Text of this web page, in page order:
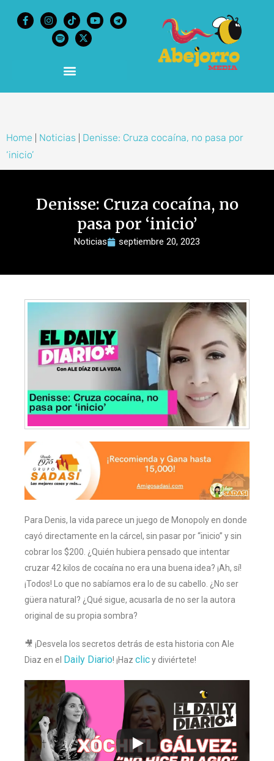
Home Noticias
Denisse: Cruza cocaína, no pasa por
‘inicio’
Denisse: Cruza cocaína, no
pasa por ‘inicio’
Noticias septiembre 20, 2023
Para Denis, la vida parece un juego de Monopoly en donde
cayó directamente en la cárcel, sin pasar por “inicio” y sin
cobrar los $200. ¿Quién hubiera pensado que intentar
cruzar 42 kilos de cocaína no era una buena idea? ¡Ah, sí!
¡Todos! Lo que no sabíamos era lo de su cabello. ¿No ser
güera natural? ¿Qué sigue, acusarla de no ser la autora
original de su propia sombra?
🎥 ¡Desvela los secretos detrás de esta historia con Ale
Diaz en el Daily Diario! ¡Haz clicy diviértete!